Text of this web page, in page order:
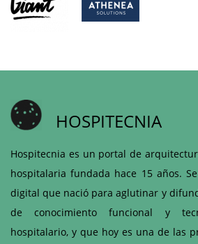
HOSPITECNIA
Hospitecnia es un portal de
hospitalaria fundada hace 15 años.
digital que nació para aglutinar y
de conocimiento funcional y
hospitalario, y que hoy es una de las